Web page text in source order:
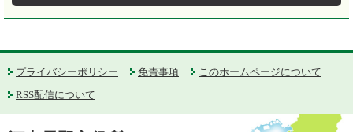
プライバシーポリシー 免責事項
このホームページについて
RSS配信について